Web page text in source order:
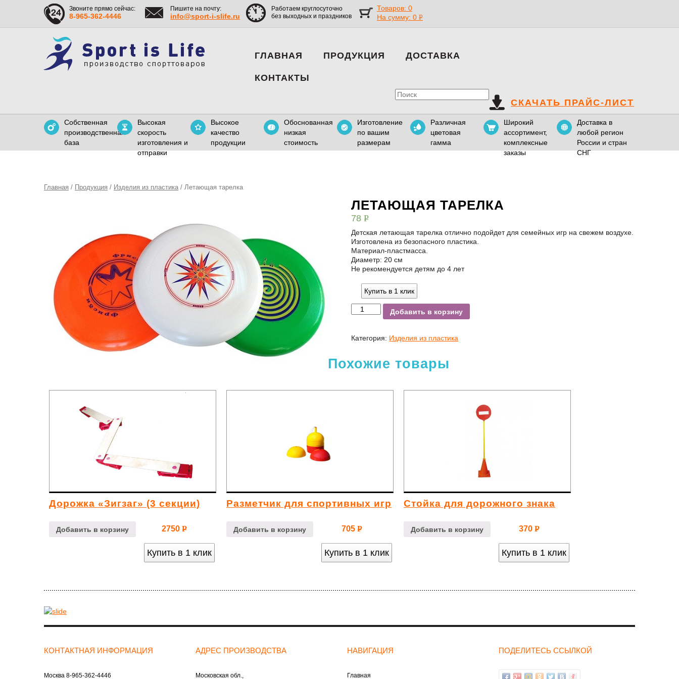
Звоните прямо сейчас:
8-965-362-4446
Пишите на почту:
info@sport-i-slife.ru
Работаем круглосуточно
без выходных и праздников
Товаров: 0
На сумму: 0 Р
УБ.
ГЛАВНАЯ ПРОДУКЦИЯ ДОСТАВКА
КОНТАКТЫ
СКАЧАТЬ ПРАЙС-ЛИСТ
Собственная
производственная
база
Высокая
скорость
изготовления и
отправки
Высокое
качество
продукции
Обоснованная
низкая
стоимость
Изготовление
по вашим
размерам
Различная
цветовая
гамма
Широкий
ассортимент,
комплексные
заказы
Доставка в
любой регион
России и стран
СНГ
Главная / Продукция / Изделия из пластика / Летающая тарелка
ЛЕТАЮЩАЯ ТАРЕЛКА
78Р
Детская летающая тарелка отлично подойдет для семейных игр на свежем воздухе.
Изготовлена из безопасного пластика.
Материал-пластмасса.
Диаметр: 20 см
Не рекомендуется детям до 4 лет
Купить в 1 клик
Добавить в корзину
Категория: Изделия из пластика
Похожие товары
Дорожка «Зигзаг» (3 секции)
Добавить в корзину 2750Р
Купить в 1 клик
Разметчик для спортивных игр
Добавить в корзину 705 Р
Купить в 1 клик
Стойка для дорожного знака
Добавить в корзину 370 Р
Купить в 1 клик
КОНТАКТНАЯ ИНФОРМАЦИЯ
Москва 8-965-362-4446
АДРЕС ПРОИЗВОДСТВА
Московская обл.,
НАВИГАЦИЯ
Главная
ПОДЕЛИТЕСЬ ССЫЛКОЙ